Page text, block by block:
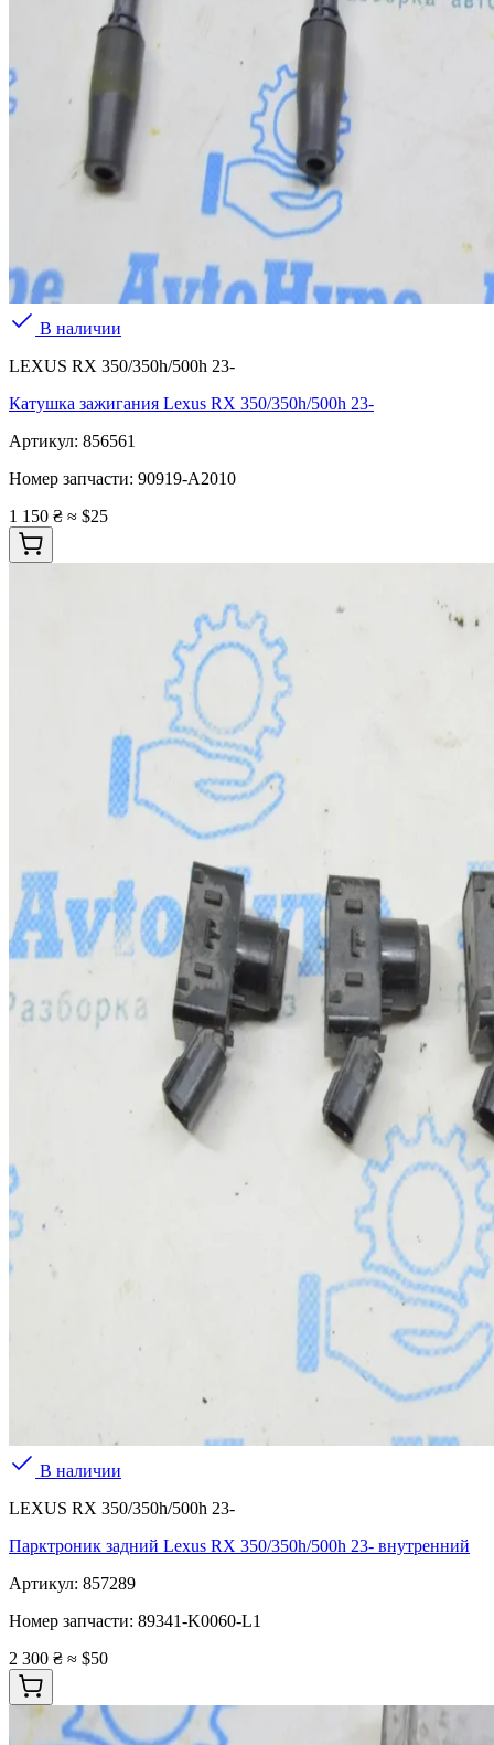
В наличии
LEXUS RX 350/350h/500h 23-
Катушка зажигания Lexus RX 350/350h/500h 23-
Артикул: 856561
Номер запчасти: 90919-A2010
1 150 ₴ ≈ $25
В наличии
LEXUS RX 350/350h/500h 23-
Парктроник задний Lexus RX 350/350h/500h 23- внутренний
Артикул: 857289
Номер запчасти: 89341-K0060-L1
2 300 ₴ ≈ $50